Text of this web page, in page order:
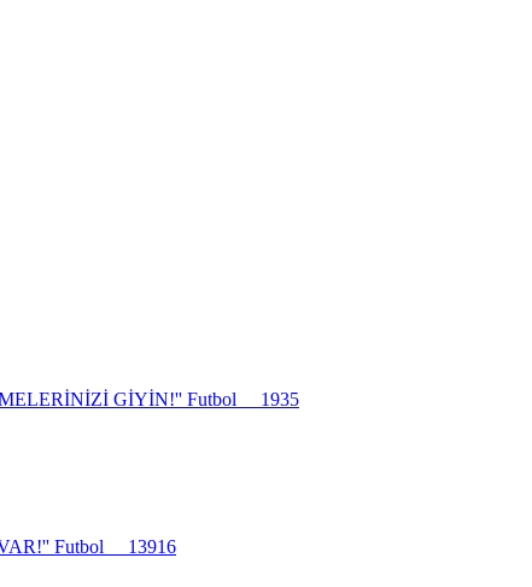
GİYİN!'' Futbol 1935
Futbol 13916